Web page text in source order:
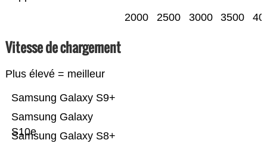
2000 2500 3000 3500
Vitesse de chargement
Plus élevé = meilleur
Samsung Galaxy S8+
Samsung Galaxy
S10e
Samsung Galaxy S9+